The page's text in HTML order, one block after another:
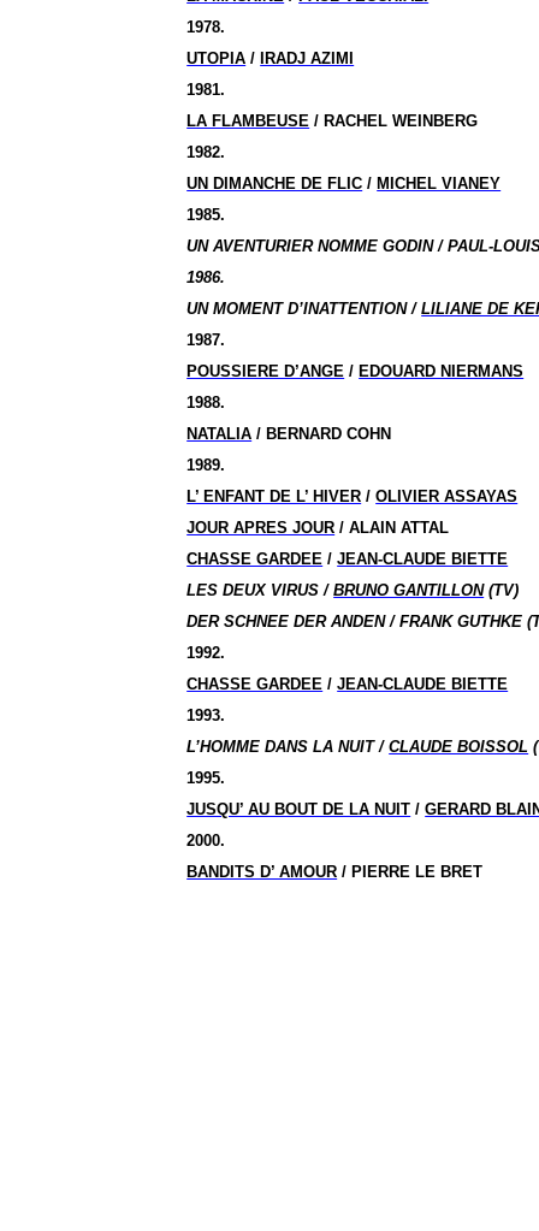
1978.
UTOPIA /
IRADJ AZIMI
1981.
LA FLAMBEUSE / RACHEL WEINBERG
1982.
UN DIMANCHE DE FLIC / MICHEL VIANEY
1985.
UN AVENTURIER NOMME GODIN / PAUL-
1986.
UN MOMENT D’INATTENTION /LILIANE DE
1987.
POUSSIERE D’ANGE / EDOUARD NIERMANS
1988.
NATALIA / BERNARD COHN
1989.
L’ ENFANT DE L’ HIVER /OLIVIER ASSAYAS
JOUR APRES JOUR / ALAIN ATTAL
CHASSE GARDEE /JEAN-CLAUDE BIETTE
LES DEUX VIRUS /BRUNO GANTILLON(TV)
DER SCHNEE DER ANDEN / FRANK GUTHKE
1992.
CHASSE GARDEE /JEAN-CLAUDE BIETTE
1993.
L’HOMME DANS LA NUIT /CLAUDE BOISSOL
1995.
JUSQU’ AU BOUT DE LA NUIT /GERARD
2000.
BANDITS D’ AMOUR / PIERRE LE BRET